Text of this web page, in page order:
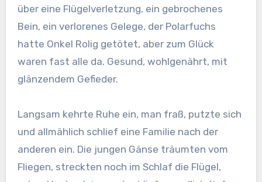
über eine Flügelverletzung, ein gebrochenes
Bein, ein verlorenes Gelege, der Polarfuchs
hatte Onkel Rolig getötet, aber zum Glück
waren fast alle da. Gesund, wohlgenährt, mit
glänzendem Gefieder.
Langsam kehrte Ruhe ein, man fraß, putzte sich
und allmählich schlief eine Familie nach der
anderen ein. Die jungen Gänse träumten vom
Fliegen, streckten noch im Schlaf die Flügel,